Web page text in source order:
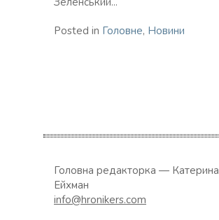
Posted in Головне, Новини
Головна редакторка — Катерина
Ейхман
info@hronikers.com